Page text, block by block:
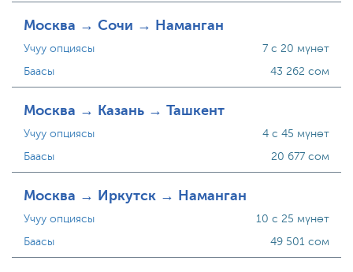
Москва → Сочи → Наманган
Учуу опциясы
Баасы
7 с 20 мүнөт
43 262 сом
Москва → Казань → Ташкент
Учуу опциясы
Баасы
4 с 45 мүнөт
20 677 сом
Москва → Иркутск → Наманган
Учуу опциясы
Баасы
10 с 25 мүнөт
49 501 сом